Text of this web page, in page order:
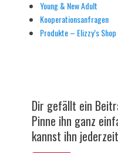
Young & New Adult
Kooperationsanfragen
Produkte – Elizzy’s Shop
Dir gefällt ein
Pinne ihn ganz
kannst ihn